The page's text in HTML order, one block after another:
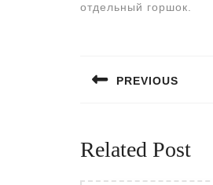
отдельный горшок.
по
PREVIOUS
Related Post